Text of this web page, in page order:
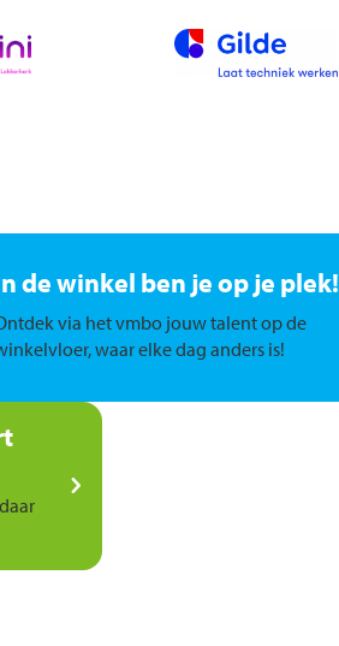
de winkel ben je op je plek!
via het vmbo jouw talent op de
waar elke dag anders is!